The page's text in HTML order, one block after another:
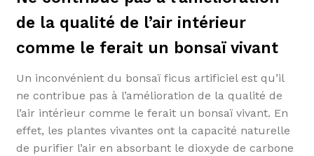
de la qualité de l’air intérieur
comme le ferait un bonsaï vivant
Un inconvénient du bonsaï ficus artificiel est qu’il
ne contribue pas à l’amélioration de la qualité de
l’air intérieur comme le ferait un bonsaï vivant. En
effet, les plantes vivantes ont la capacité naturelle
de purifier l’air en absorbant le dioxyde de carbone